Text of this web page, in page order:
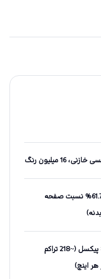
4.5 اینچ (~61.7% نسبت صفحه
480 × 854 پیکسل (~218 تراکم
اینچ)